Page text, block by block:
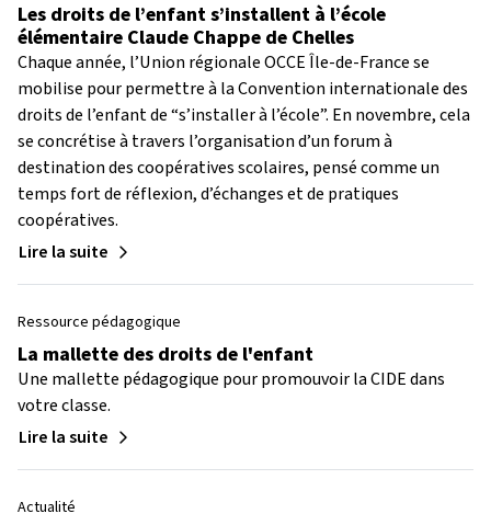
Les droits de l’enfant s’installent à l’école
élémentaire Claude Chappe de Chelles
Chaque année, l’Union régionale OCCE Île-de-France se
mobilise pour permettre à la Convention internationale des
droits de l’enfant de “s’installer à l’école”. En novembre, cela
se concrétise à travers l’organisation d’un forum à
destination des coopératives scolaires, pensé comme un
temps fort de réflexion, d’échanges et de pratiques
coopératives.
Lire la suite
Ressource pédagogique
La mallette des droits de l'enfant
Une mallette pédagogique pour promouvoir la CIDE dans
votre classe.
Lire la suite
Actualité